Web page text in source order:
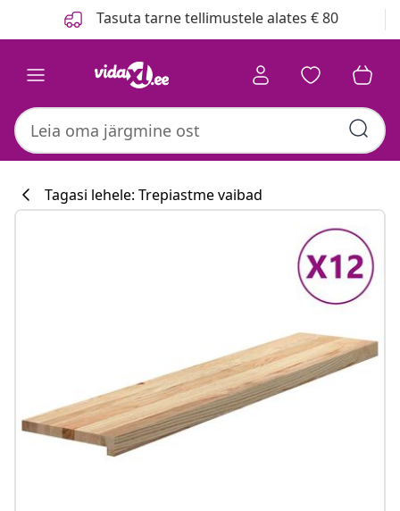
Tasuta tarne tellimustele alates € 80
Tagasi lehele: Trepiastme vaibad